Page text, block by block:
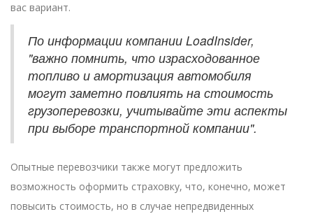
вас вариант.
По информации компании LoadInsider,
"важно помнить, что израсходованное
топливо и амортизация автомобиля
могут заметно повлиять на стоимость
грузоперевозки, учитывайте эти аспекты
при выборе транспортной компании".
Опытные перевозчики также могут предложить
возможность оформить страховку, что, конечно, может
повысить стоимость, но в случае непредвиденных